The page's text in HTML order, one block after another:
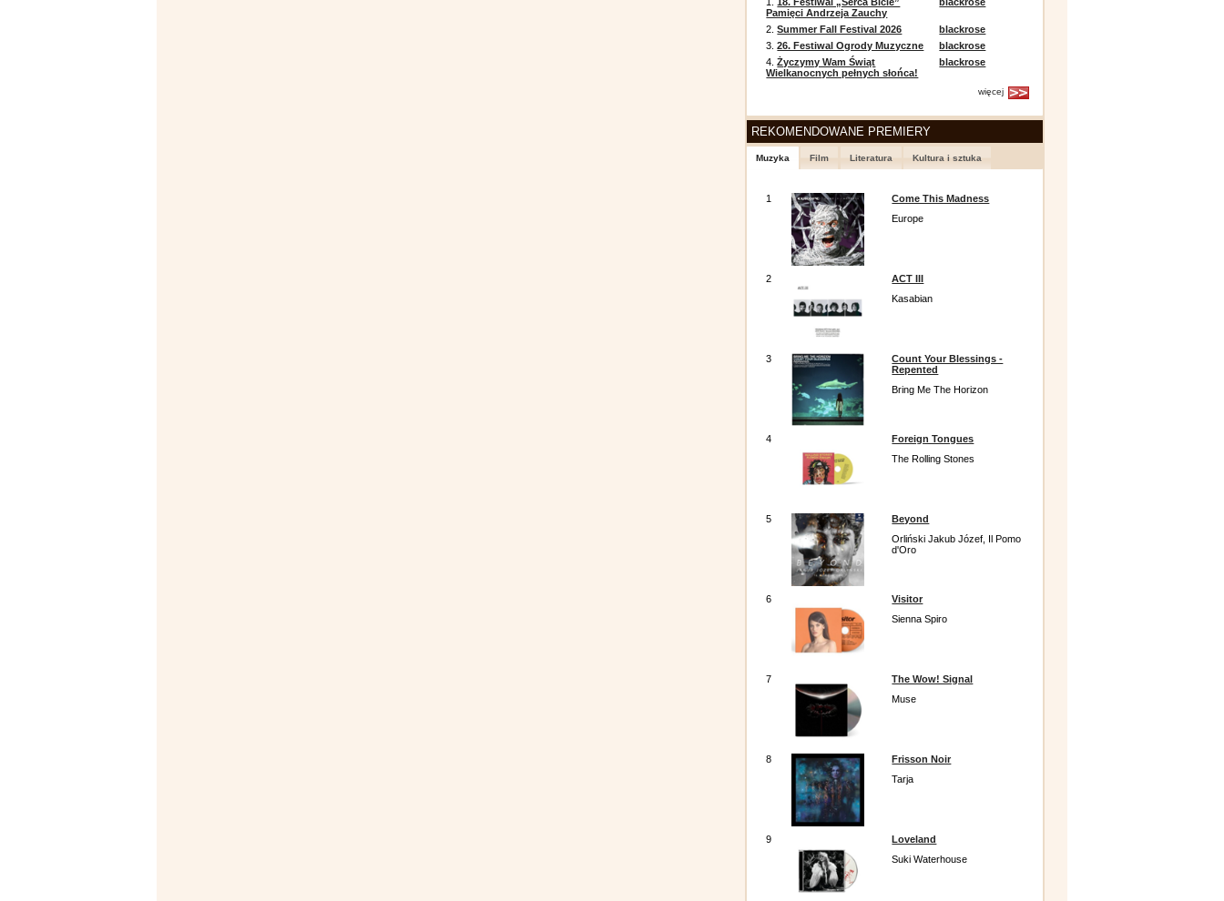
Pamięci Andrzeja Zauchy
2.Summer Fall Festival 2026
blackrose
3.26. Festiwal Ogrody Muzyczne
blackrose
4.Życzymy Wam Świąt
Wielkanocnych pełnych słońca!
blackrose
więcej
REKOMENDOWANE PREMIERY
Muzyka Film Literatura Kultura i sztuka
1
Come This Madness
Europe
2
ACT III
Kasabian
3
Count Your Blessings -
Repented
Bring Me The Horizon
4
Foreign Tongues
The Rolling Stones
5
Beyond
Orliński Jakub Józef, Il Pomo
d'Oro
6
Visitor
Sienna Spiro
7
The Wow! Signal
Muse
8
Frisson Noir
Tarja
9
Loveland
Suki Waterhouse